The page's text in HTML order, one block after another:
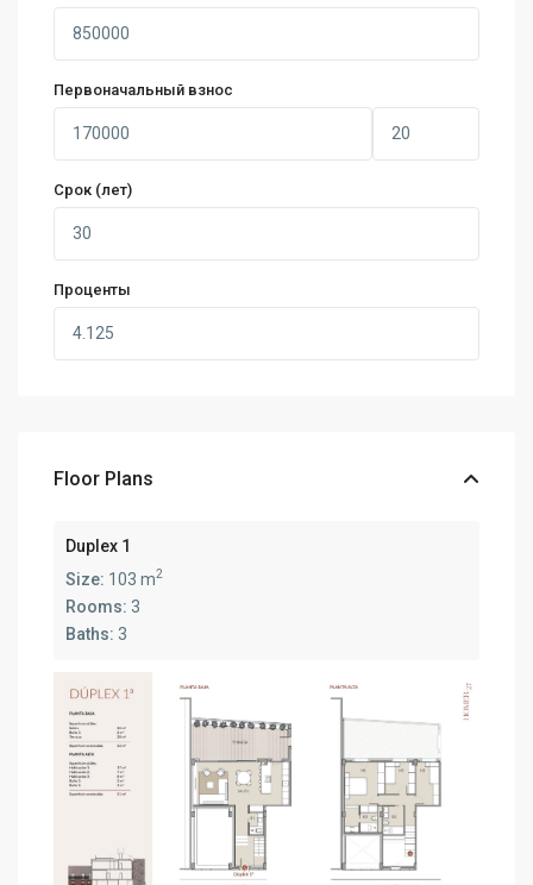
Первоначальный взнос
Срок (лет)
Проценты
Floor Plans
Duplex 1
Size: 103 m2
Rooms: 3
Baths: 3